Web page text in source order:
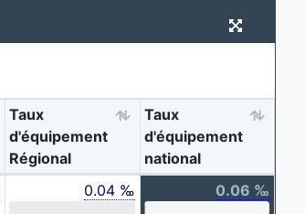
Taux
d'équipement
Régional
Taux
d'équipement
national
0.04 ‰ 0.06 ‰